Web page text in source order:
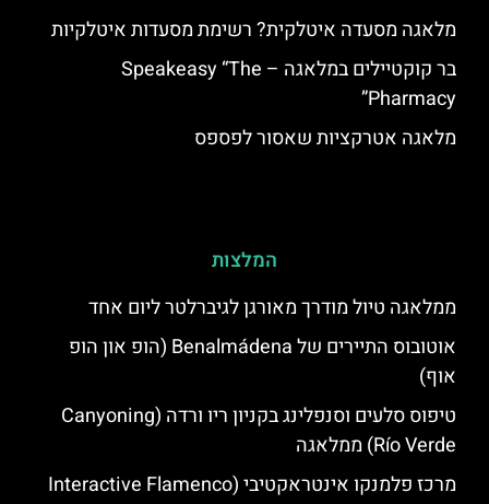
מלאגה מסעדה איטלקית? רשימת מסעדות איטלקיות
בר קוקטיילים במלאגה – Speakeasy “The
Pharmacy”
מלאגה אטרקציות שאסור לפספס
המלצות
ממלאגה טיול מודרך מאורגן לגיברלטר ליום אחד
אוטובוס התיירים של Benalmádena (הופ און הופ
אוף)
טיפוס סלעים וסנפלינג בקניון ריו ורדה (Canyoning
Río Verde) ממלאגה
מרכז פלמנקו אינטראקטיבי (Interactive Flamenco